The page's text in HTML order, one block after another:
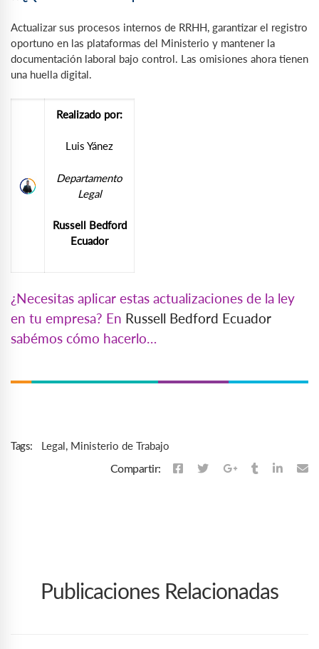
Actualizar sus procesos internos de RRHH, garantizar el registro
oportuno en las plataformas del Ministerio y mantener la
documentación laboral bajo control. Las omisiones ahora tienen
una huella digital.
Realizado por:
Luis Yánez
Departamento
Legal
Russell Bedford
Ecuador
¿Necesitas aplicar estas actualizaciones de la ley
en tu empresa? En Russell Bedford Ecuador
sabémos cómo hacerlo…
Tags: Legal, Ministerio de Trabajo
Compartir:
Publicaciones Relacionadas